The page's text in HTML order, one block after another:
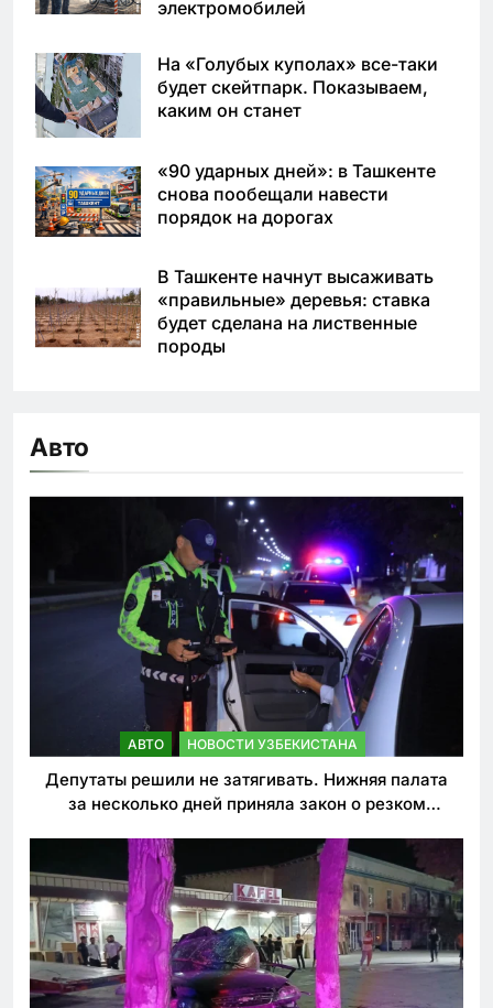
электромобилей
На «Голубых куполах» все-таки
будет скейтпарк. Показываем,
каким он станет
«90 ударных дней»: в Ташкенте
снова пообещали навести
порядок на дорогах
В Ташкенте начнут высаживать
«правильные» деревья: ставка
будет сделана на лиственные
породы
Авто
АВТО НОВОСТИ УЗБЕКИСТАНА
Депутаты решили не затягивать. Нижняя палата
за несколько дней приняла закон о резком